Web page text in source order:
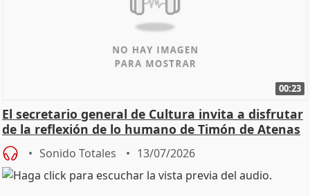
00:23
El secretario general de Cultura invita a disfrutar
de la reflexión de lo humano de Timón de Atenas
Sonido Totales 13/07/2026